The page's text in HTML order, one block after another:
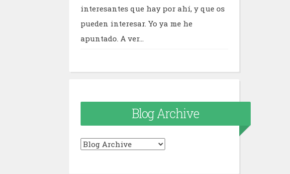
interesantes que hay por ahí, y que os
pueden interesar. Yo ya me he
apuntado. A ver...
Blog Archive